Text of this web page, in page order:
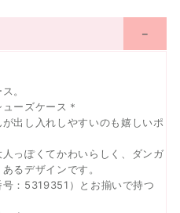
。
ーズケース＊
出し入れしやすいのも嬉しいポ
っぽくてかわいらしく、ダンガ
るデザインです。
：5319351）とお揃いで持つ